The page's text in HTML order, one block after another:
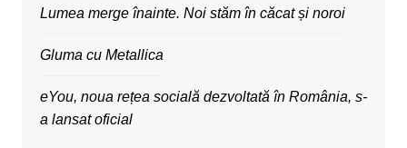
Lumea merge înainte. Noi stăm în căcat și noroi
Gluma cu Metallica
eYou, noua rețea socială dezvoltată în România, s-
a lansat oficial